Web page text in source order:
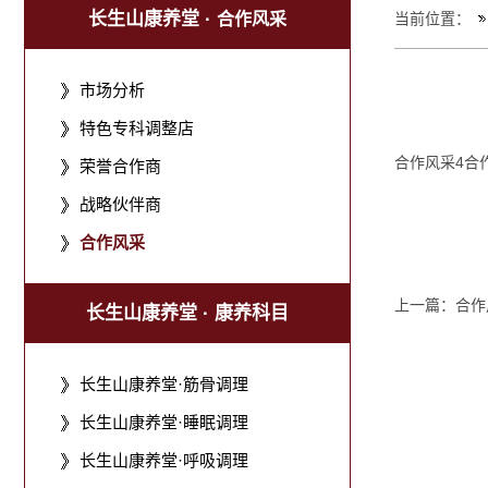
长生山康养堂 · 合作风采
市场分析
特色专科调整店
荣誉合作商
战略伙伴商
合作风采
长生山康养堂 · 康养科目
长生山康养堂·筋骨调理
长生山康养堂·睡眠调理
长生山康养堂·呼吸调理
当前位置：
合作风采4合
上一篇： 合